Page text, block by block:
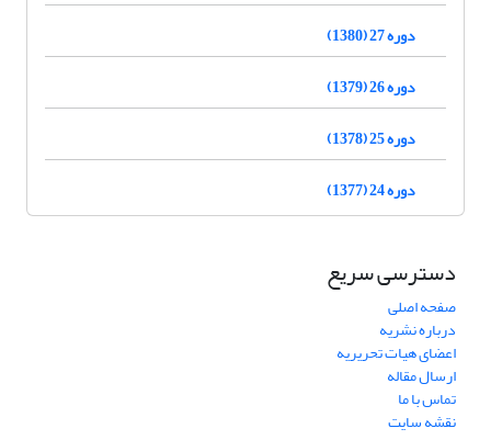
دوره 27 (1380)
دوره 26 (1379)
دوره 25 (1378)
دوره 24 (1377)
دسترسی سریع
صفحه اصلی
درباره نشریه
اعضای هیات تحریریه
ارسال مقاله
تماس با ما
نقشه سایت